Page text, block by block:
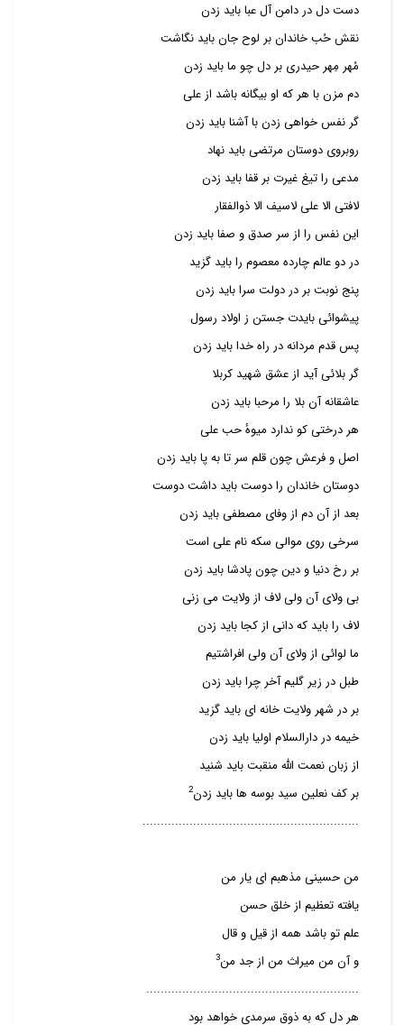
دست دل در دامن آل عبا باید زدن
نقش حُب خاندان بر لوح جان باید نگاشت
مُهر مِهر حیدری بر دل چو ما باید زدن
دم مزن با هر که او بیگانه باشد از علی
گر نفس خواهی زدن با آشنا باید زدن
روبروی دوستان مرتضی باید نهاد
مدعی را تیغ غیرت بر قفا باید زدن
لافتی الا علی لاسیف الا ذوالفقار
این نفس را از سر صدق و صفا باید زدن
در دو عالم چارده معصوم را باید گزید
پنج نوبت بر در دولت سرا باید زدن
پیشوائی بایدت جستن ز اولاد رسول
پس قدم مردانه در راه خدا باید زدن
گر بلائی آید از عشق شهید کربلا
عاشقانه آن بلا را مرحبا باید زدن
هر درختی کو ندارد میوهٔ حب علی
اصل و فرعش چون قلم سر تا به پا باید زدن
دوستان خاندان را دوست باید داشت دوست
بعد از آن دم از وفای مصطفی باید زدن
سرخی روی موالی سکه نام علی است
بر رخ دنیا و دین چون پادشا باید زدن
بی ولای آن ولی لاف از ولایت می زنی
لاف را باید که دانی از کجا باید زدن
ما لوائی از ولای آن ولی افراشتیم
طبل در زیر گلیم آخر چرا باید زدن
بر در شهر ولایت خانه ای باید گزید
خیمه در دارالسلام اولیا باید زدن
از زبان نعمت الله منقبت باید شنید
بر کف نعلین سید بوسه ها باید زدن2
............................................................
من حسینی مذهبم ای یار من
یافته تعظیم از خلق حسن
علم تو باشد همه از قیل و قال
و آن من میراث من از جد من3
...........................................................
هر دل که به ذوق سرمدی خواهد بود